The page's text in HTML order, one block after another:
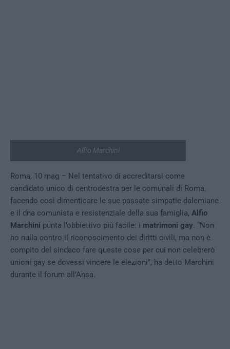
Alfio Marchini
Roma, 10 mag – Nel tentativo di accreditarsi come
candidato unico di centrodestra per le comunali di Roma,
facendo così dimenticare le sue passate simpatie dalemiane
e il dna comunista e resistenziale della sua famiglia, Alfio
Marchini punta l’obbiettivo più facile: i matrimoni gay. “Non
ho nulla contro il riconoscimento dei diritti civili, ma non è
compito del sindaco fare queste cose per cui non celebrerò
unioni gay se dovessi vincere le elezioni”, ha detto Marchini
durante il forum all’Ansa.